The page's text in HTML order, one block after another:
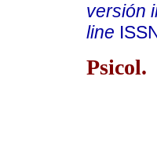
versión
line
Psicol.